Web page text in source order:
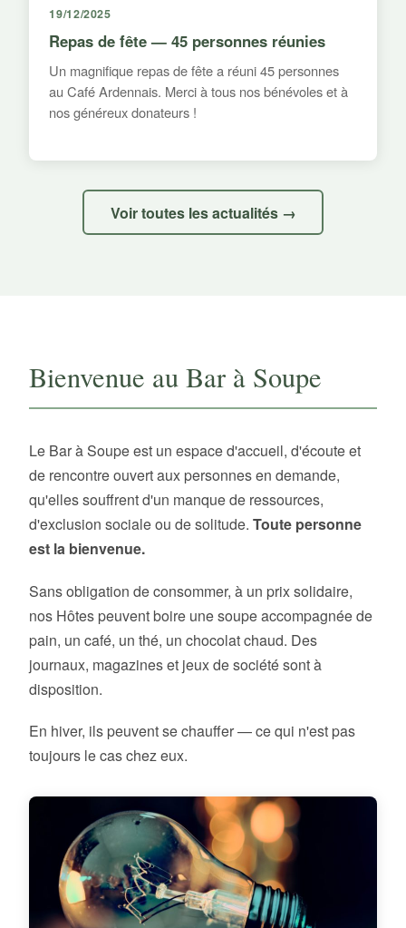
19/12/2025
Repas de fête — 45 personnes réunies
Un magnifique repas de fête a réuni 45 personnes
au Café Ardennais. Merci à tous nos bénévoles et à
nos généreux donateurs !
Voir toutes les actualités →
Bienvenue au Bar à Soupe
Le Bar à Soupe est un espace d'accueil, d'écoute et
de rencontre ouvert aux personnes en demande,
qu'elles souffrent d'un manque de ressources,
d'exclusion sociale ou de solitude. Toute personne
est la bienvenue.
Sans obligation de consommer, à un prix solidaire,
nos Hôtes peuvent boire une soupe accompagnée de
pain, un café, un thé, un chocolat chaud. Des
journaux, magazines et jeux de société sont à
disposition.
En hiver, ils peuvent se chauffer — ce qui n'est pas
toujours le cas chez eux.